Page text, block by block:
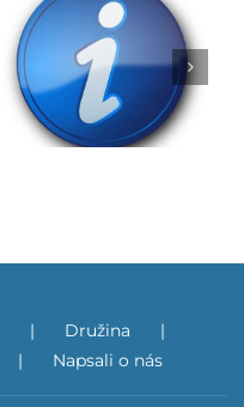
Obědy do škol
Družina
Napsali o nás